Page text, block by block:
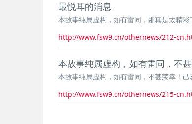
最悦耳的消息
本故事纯属虚构，如有雷同，那真是太精
http://www.fsw9.cn/othernews/212-
本故事纯属虚构，如有雷同，不甚
本故事纯属虚构，如有雷同，不甚荣幸！
http://www.fsw9.cn/othernews/215-